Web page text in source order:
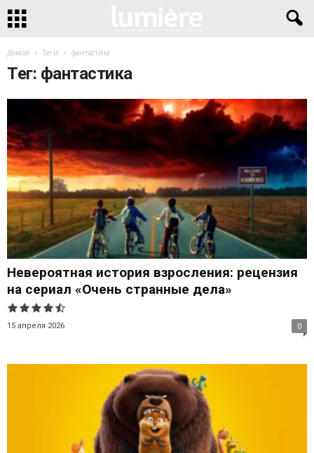
Домой Теги фантастика
Тег: фантастика
Невероятная история взросления: рецензия
на сериал «Очень странные дела»
15 апреля 2026 0